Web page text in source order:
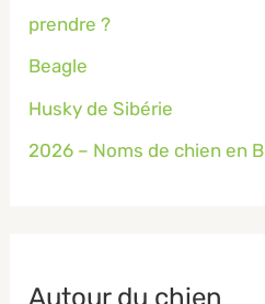
prendre ?
Beagle
Husky de Sibérie
2026 – Noms de chien en B